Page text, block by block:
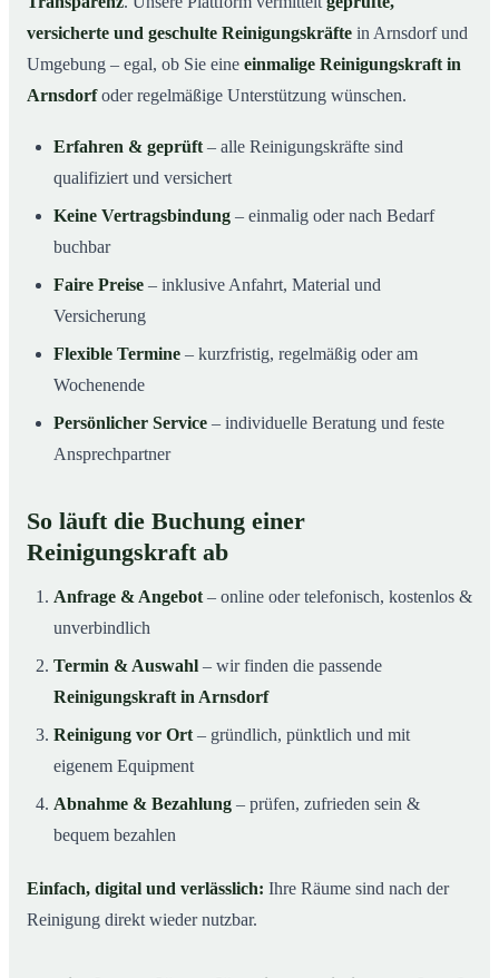
versicherte und geschulte Reinigungskräfte in Arnsdorf und
Umgebung – egal, ob Sie eine einmalige Reinigungskraft in
Arnsdorfoder regelmäßige Unterstützung wünschen.
Erfahren & geprüft – alle Reinigungskräfte sind
qualifiziert und versichert
Keine Vertragsbindung – einmalig oder nach Bedarf
buchbar
Faire Preise – inklusive Anfahrt, Material und
Versicherung
Flexible Termine – kurzfristig, regelmäßig oder am
Wochenende
Persönlicher Service – individuelle Beratung und feste
Ansprechpartner
So läuft die Buchung einer
Reinigungskraft ab
Anfrage & Angebot – online oder telefonisch, kostenlos &
unverbindlich
Termin & Auswahl – wir finden die passende
Reinigungskraft in Arnsdorf
Reinigung vor Ort – gründlich, pünktlich und mit
eigenem Equipment
Abnahme & Bezahlung – prüfen, zufrieden sein &
bequem bezahlen
Einfach, digital und verlässlich: Ihre Räume sind nach der
Reinigung direkt wieder nutzbar.